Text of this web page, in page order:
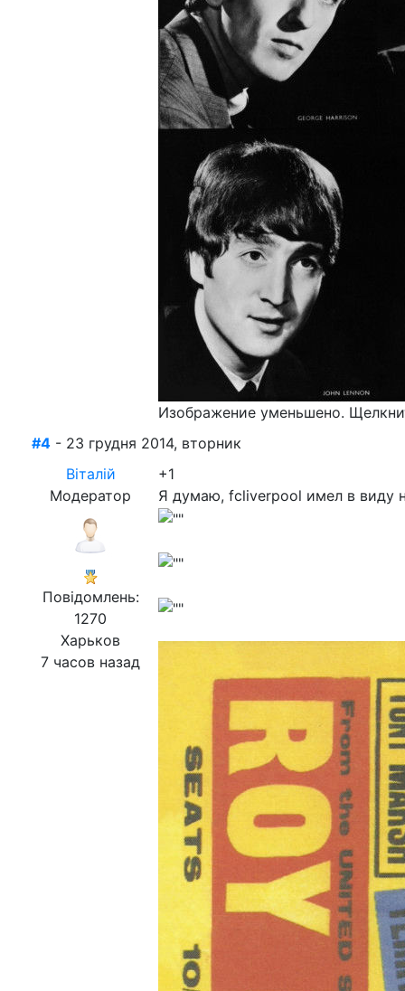
Изображение уменьшено.
#4 - 23 грудня 2014, вторник
Віталій
Модератор
Повідомлень:
1270
Харьков
7 часов назад
+1
Я думаю, fcliverpool имел в виду